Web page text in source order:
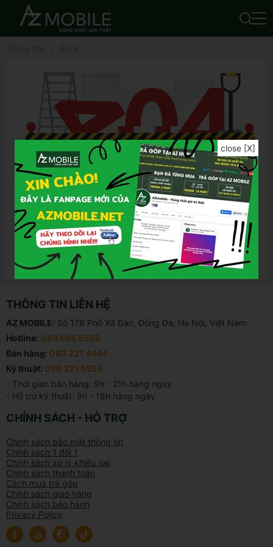
Để tìm được kết quả chính xác hơn, bạn vui
lòng:
Kiểm tra lỗi chính tả của từ khóa đã nhập
Thử lại bằng từ khóa khác
Thử lại bằng những từ khóa tổng quát hơn
Thử lại bằng những từ khóa ngắn gọn hơn
THÔNG TIN LIÊN HỆ
AZ MOBILE: Số 176 Phố Xã Đàn, Đống Đa, Hà Nội, Việt Nam
Hotline: 084 695 5555
Bán hàng: 083 221 4444
Kỹ thuật: 056 321 5555
- Thời gian bán hàng: 9h - 21h hàng ngày
- Hỗ trợ kỹ thuật: 9h - 18h hàng ngày
CHÍNH SÁCH - HỖ TRỢ
Chính sách bảo mật thông tin
Chính sách 1 đổi 1
Chính sách xử lý khiếu nại
Chính sách thanh toán
Cách mua trả góp
Chính sách giao hàng
Chính sách bảo hành
Privacy Policy
close [X]